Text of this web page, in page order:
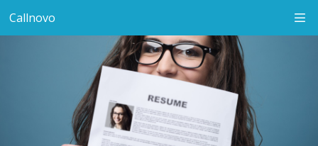
Callnovo